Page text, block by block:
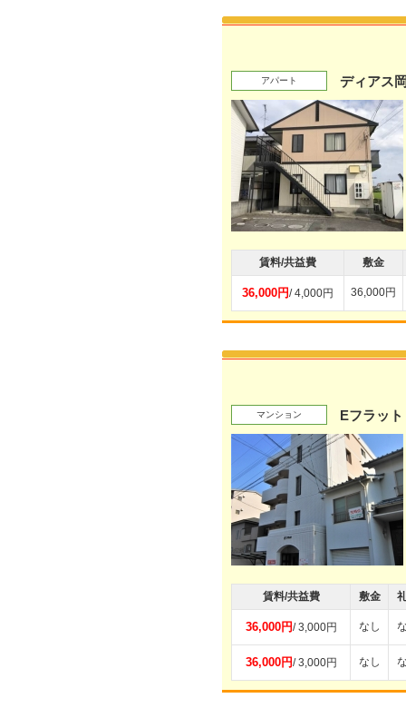
アパート ディアス
賃料/共益費 敷金
36,000円/ 4,000円 36,000円
マンション Eフラット
賃料/共益費 敷金
36,000円/ 3,000円 なし
36,000円/ 3,000円 なし